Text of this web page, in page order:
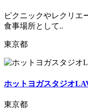
ピクニックやレクリエ
食事場所として..
東京都
ホットヨガスタジオ
東京都